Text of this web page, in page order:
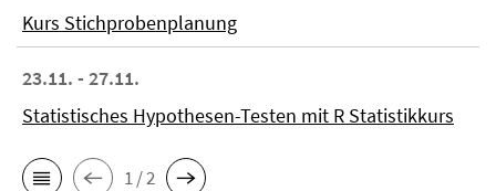
Kurs Stichprobenplanung
23.11. - 27.11.
Statistisches Hypothesen-Testen mit R Statistikkurs
1 / 2